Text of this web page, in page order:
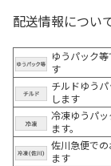
配送情報につい
ゆうパック
す
チルドゆう
します
冷凍ゆうパ
ます。
佐川急便で
ます